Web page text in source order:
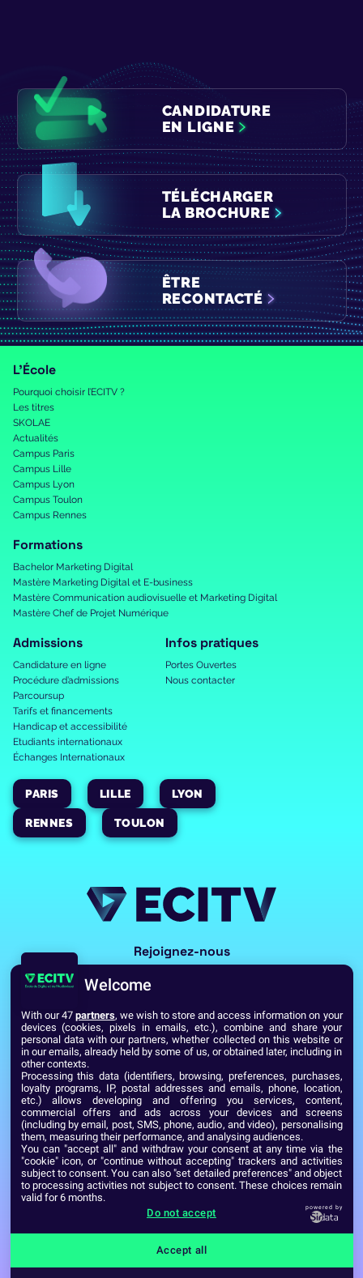
CANDIDATURE
EN LIGNE
TÉLÉCHARGER
LA BROCHURE
ÊTRE
RECONTACTÉ
L’École
Pourquoi choisir l’ECITV ?
Les titres
SKOLAE
Actualités
Campus Paris
Campus Lille
Campus Lyon
Campus Toulon
Campus Rennes
Formations
Bachelor Marketing Digital
Mastère Marketing Digital et E-business
Mastère Communication audiovisuelle et Marketing Digital
Mastère Chef de Projet Numérique
Admissions
Candidature en ligne
Procédure d’admissions
Parcoursup
Tarifs et financements
Handicap et accessibilité
Etudiants internationaux
Échanges Internationaux
Infos pratiques
Portes Ouvertes
Nous contacter
PARIS LILLE LYON
RENNES TOULON
Rejoignez-nous
Voir toutes les écoles du Réseau GES
Établissement d’Enseignement Supérieur Technique Privé
Dernière mise à jour : Septembre 2024
Mentions légales
Welcome
With our 47 partners, we wish to store and access information on your
devices (cookies, pixels in emails, etc.), combine and share your
personal data with our partners, whether collected on this website or
in our emails, already held by some of us, or obtained later, including in
other contexts.
Processing this data (identifiers, browsing, preferences, purchases,
loyalty programs, IP, postal addresses and emails, phone, location,
etc.) allows developing and offering you services, content,
commercial offers and ads across your devices and screens
(including by email, post, SMS, phone, audio, and video), personalising
them, measuring their performance, and analysing audiences.
You can "accept all" and withdraw your consent at any time via the
"cookie" icon, or "continue without accepting" trackers and activities
subject to consent. You can also "set detailed preferences" and object
to processing activities not subject to consent. These choices remain
valid for 6 months.
Do not accept
powered by
Accept all